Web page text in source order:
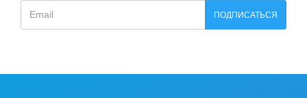
ПОДПИСАТЬСЯ